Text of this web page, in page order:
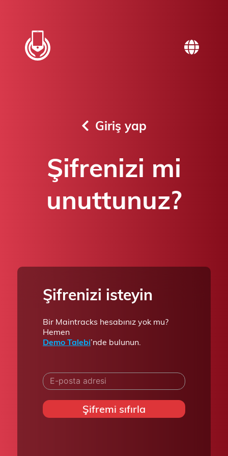
Giriş yap
Şifrenizi mi
unuttunuz?
Şifrenizi isteyin
Bir Maintracks hesabınız yok mu?
Hemen
Demo Talebi’nde bulunun.
E-posta adresi
Şifremi sıfırla